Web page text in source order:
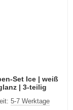
Set Ice | weiß
| 3-teilig
5-7 Werktage